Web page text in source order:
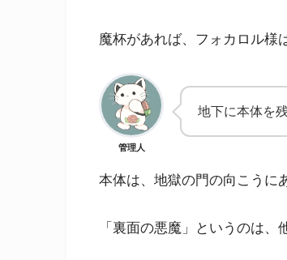
魔杯があれば、フォカロル様
管理人
地下に本体を
本体は、地獄の門の向こうに
「裏面の悪魔」というのは、